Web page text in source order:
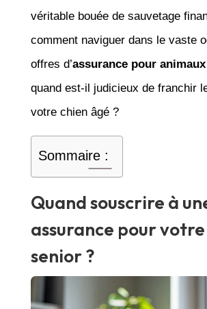
véritable bouée de sauvetage
comment naviguer dans le vaste
offres d’assurance pour animaux
quand est-il judicieux de franchir
votre chien âgé ?
Sommaire :
Quand souscrire à
assurance pour
senior ?